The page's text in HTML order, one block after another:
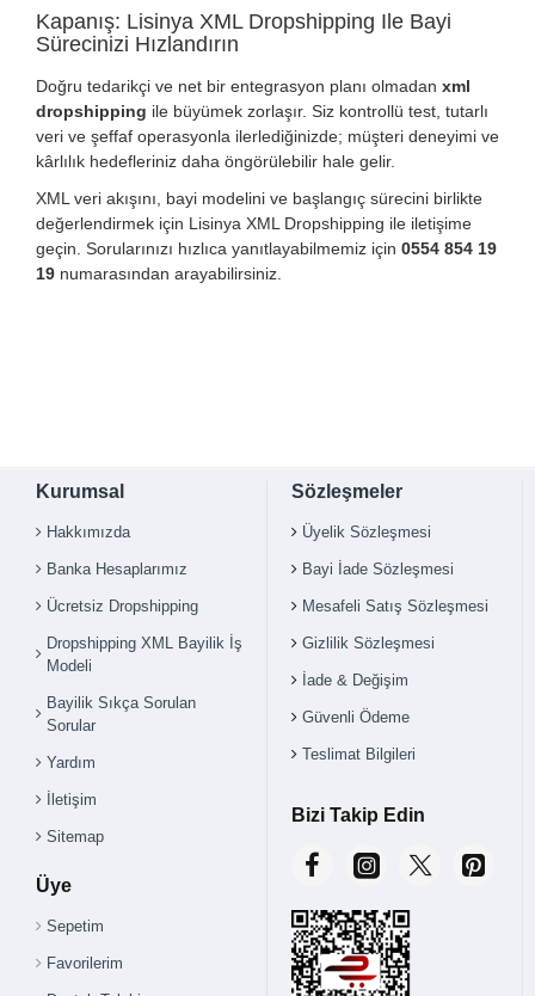
Kapanış: Lisinya XML Dropshipping Ile Bayi
Sürecinizi Hızlandırın
Doğru tedarikçi ve net bir entegrasyon planı olmadan xml
dropshipping ile büyümek zorlaşır. Siz kontrollü test, tutarlı
veri ve şeffaf operasyonla ilerlediğinizde; müşteri deneyimi ve
kârlılık hedefleriniz daha öngörülebilir hale gelir.
XML veri akışını, bayi modelini ve başlangıç sürecini birlikte
değerlendirmek için Lisinya XML Dropshipping ile iletişime
geçin. Sorularınızı hızlıca yanıtlayabilmemiz için 0554 854 19
19 numarasından arayabilirsiniz.
Kurumsal
Hakkımızda
Banka Hesaplarımız
Ücretsiz Dropshipping
Dropshipping XML Bayilik İş
Modeli
Bayilik Sıkça Sorulan
Sorular
Yardım
İletişim
Sitemap
Üye
Sepetim
Favorilerim
Sözleşmeler
Üyelik Sözleşmesi
Bayi İade Sözleşmesi
Mesafeli Satış Sözleşmesi
Gizlilik Sözleşmesi
İade & Değişim
Güvenli Ödeme
Teslimat Bilgileri
Bizi Takip Edin